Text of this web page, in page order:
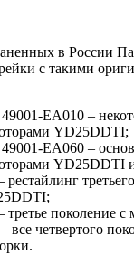
в России
с такими
EA010 –
YD25DDTI;
EA060 –
YD25DDTI
третье поколение
все четвертого